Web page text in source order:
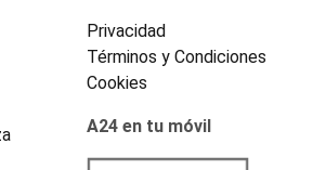
Privacidad
Términos y Condiciones
Cookies
A24 en tu móvil